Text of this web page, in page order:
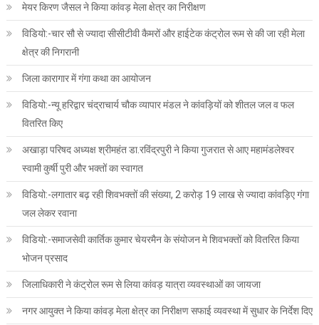
मेयर किरण जैसल ने किया कांवड़ मेला क्षेत्र का निरीक्षण
विडियो:-चार सौ से ज्यादा सीसीटीवी कैमरों और हाईटेक कंट्रोल रूम से की जा रही मेला
क्षेत्र की निगरानी
जिला कारागार में गंगा कथा का आयोजन
विडियो:-न्यू हरिद्वार चंद्राचार्य चौक व्यापार मंडल ने कांवड़ियों को शीतल जल व फल
वितरित किए
अखाड़ा परिषद अध्यक्ष श्रीमहंत डा.रविंद्रपुरी ने किया गुजरात से आए महामंडलेश्वर
स्वामी कुर्षी पुरी और भक्तों का स्वागत
विडियो:-लगातार बढ़ रही शिवभक्तों की संख्या, 2 करोड़ 19 लाख से ज्यादा कांवड़िए गंगा
जल लेकर रवाना
विडियो:-समाजसेवी कार्तिक कुमार चेयरमैन के संयोजन मे शिवभक्तों को वितरित किया
भोजन प्रसाद
जिलाधिकारी ने कंट्रोल रूम से लिया कांवड़ यात्रा व्यवस्थाओं का जायजा
नगर आयुक्त ने किया कांवड़ मेला क्षेत्र का निरीक्षण सफाई व्यवस्था में सुधार के निर्देश दिए